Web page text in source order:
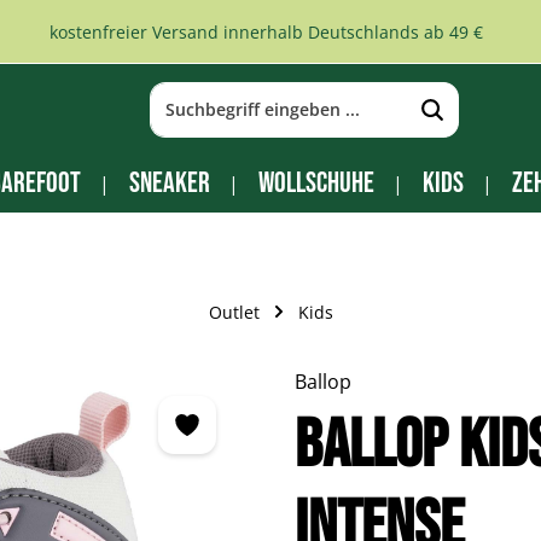
kostenfreier Versand innerhalb Deutschlands ab 49 €
Sneaker Wollschuhe Kids
Outlet Kids
Ballop
BALLOP